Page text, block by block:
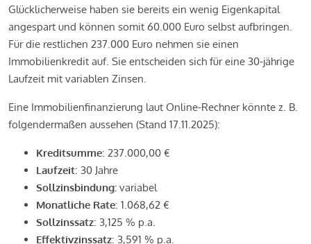
Glücklicherweise haben sie bereits ein wenig Eigenkapital
angespart und können somit 60.000 Euro selbst aufbringen.
Für die restlichen 237.000 Euro nehmen sie einen
Immobilienkredit auf. Sie entscheiden sich für eine 30-jährige
Laufzeit mit variablen Zinsen.
Eine Immobilienfinanzierung laut Online-Rechner könnte z. B.
folgendermaßen aussehen (Stand 17.11.2025):
Kreditsumme: 237.000,00 €
Laufzeit: 30 Jahre
Sollzinsbindung: variabel
Monatliche Rate: 1.068,62 €
Sollzinssatz: 3,125 % p.a.
Effektivzinssatz: 3,591 % p.a.